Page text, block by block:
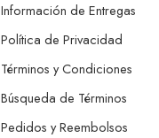
Información de Entregas
Política de Privacidad
Términos y Condiciones
Búsqueda de Términos
Pedidos y Reembolsos